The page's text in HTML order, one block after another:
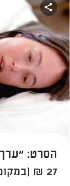
הסרט:
27 ₪ (במקום 45 ₪)